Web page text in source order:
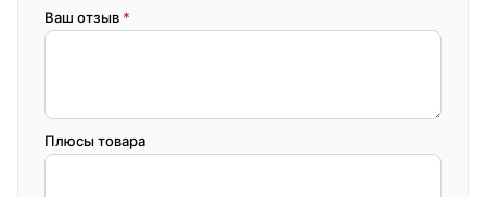
Ваш отзыв *
Плюсы товара